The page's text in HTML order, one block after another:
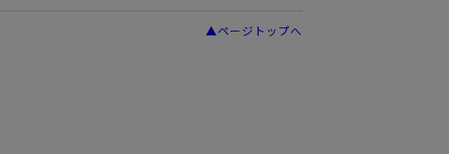
▲ページトップへ